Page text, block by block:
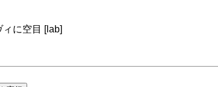
に空目 [lab]